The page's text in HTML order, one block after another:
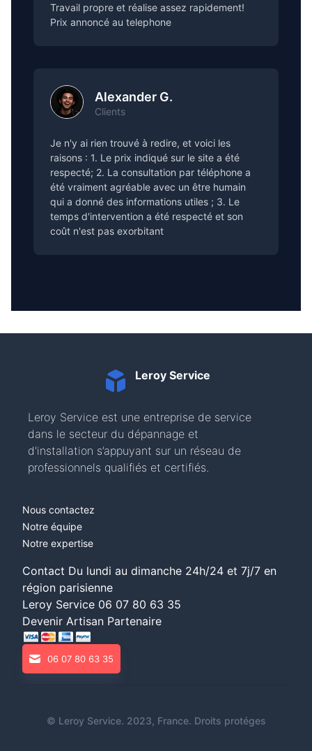
Travail propre et réalise assez rapidement!
Prix annoncé au telephone
Alexander G.
Clients
Je n'y ai rien trouvé à redire, et voici les
raisons : 1. Le prix indiqué sur le site a été
respecté; 2. La consultation par téléphone a
été vraiment agréable avec un être humain
qui a donné des informations utiles ; 3. Le
temps d'intervention a été respecté et son
coût n'est pas exorbitant
Leroy Service
Leroy Service est une entreprise de service
dans le secteur du dépannage et
d'installation s’appuyant sur un réseau de
professionnels qualifiés et certifiés.
Nous contactez
Notre équipe
Notre expertise
Contact Du lundi au dimanche 24h/24 et 7j/7 en
région parisienne
Leroy Service 06 07 80 63 35
Devenir Artisan Partenaire
06 07 80 63 35
© Leroy Service. 2023, France. Droits protéges